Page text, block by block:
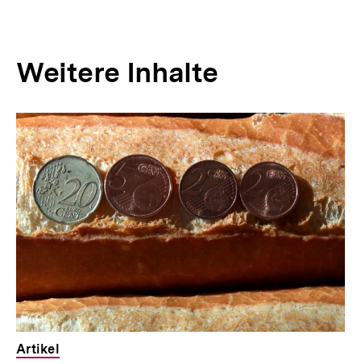
Weitere Inhalte
Inhaltskarousell
für
weitere
Inhalte
Inhaltskarussell
überspringen
Artikel